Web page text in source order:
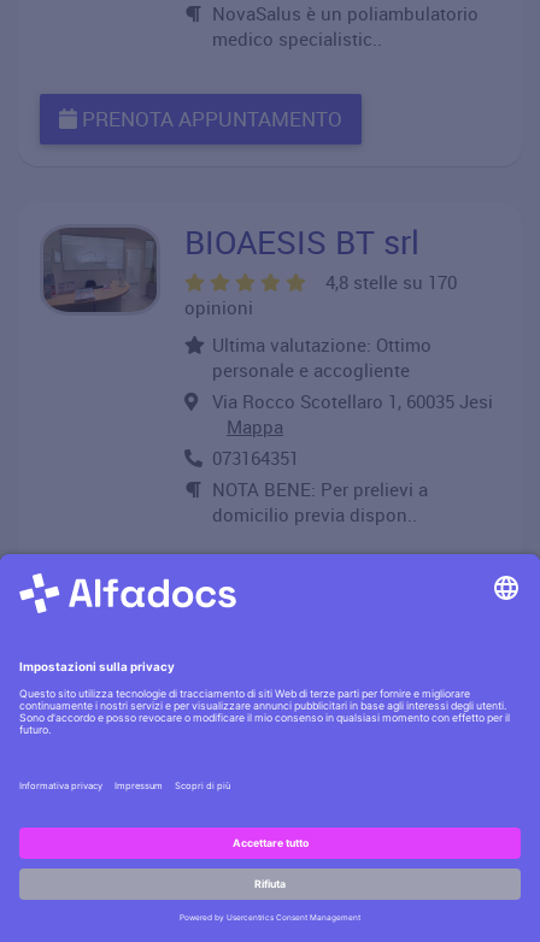
NovaSalus è un poliambulatorio
medico specialistic..
PRENOTA APPUNTAMENTO
BIOAESIS BT srl
4,8 stelle su 170
opinioni
Ultima valutazione: Ottimo
personale e accogliente
Via Rocco Scotellaro 1, 60035 Jesi
Mappa
073164351
NOTA BENE: Per prelievi a
domicilio previa dispon..
PRENOTA APPUNTAMENTO
Touch Rigenera Clinic
opinioni
cui si trova cortesia e competenza
Via Emanuele Filiberto 47, 35122
PadovaMappa